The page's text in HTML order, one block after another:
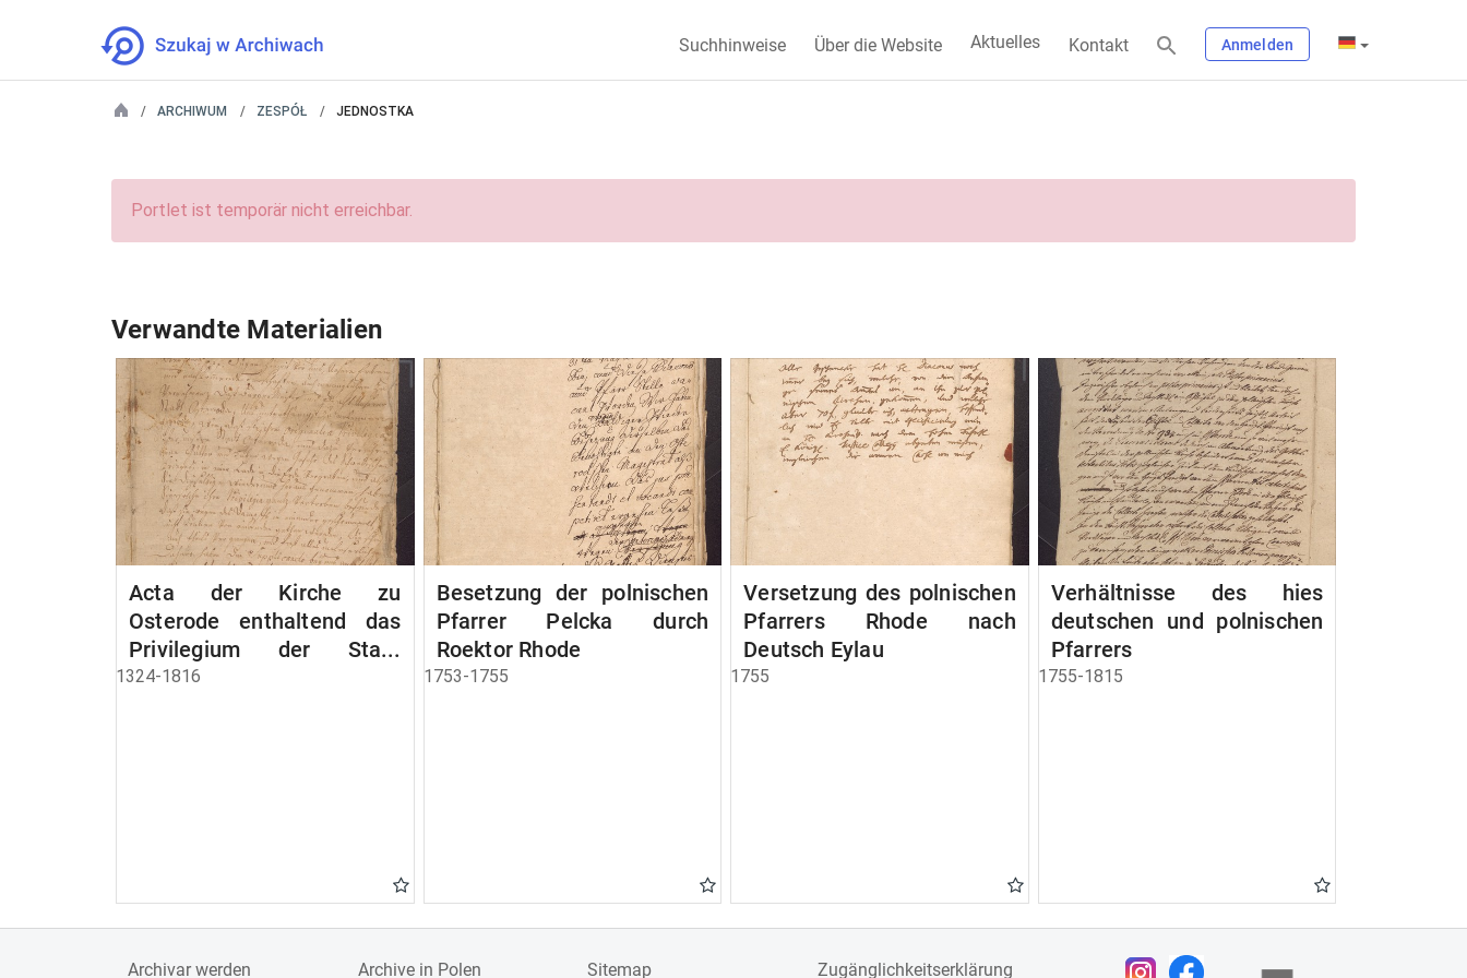
Suchhinweise Über die Website Aktuelles Kontakt Anmelden
ARCHIWUM ZESPÓŁ JEDNOSTKA
Portlet ist temporär nicht erreichbar.
Verwandte Materialien
Acta der Kirche zu
Osterode enthaltend das
Privilegium der Stadt
Osterode
1324-1816
Besetzung der polnischen
Pfarrer Pelcka durch
Roektor Rhode
1753-1755
Versetzung des polnischen
Pfarrers Rhode nach
Deutsch Eylau
1755
Verhältnisse des hies
deutschen und polnischen
Pfarrers
1755-1815
Archivar werden Archive in Polen Sitemap Zugänglichkeitserklärung